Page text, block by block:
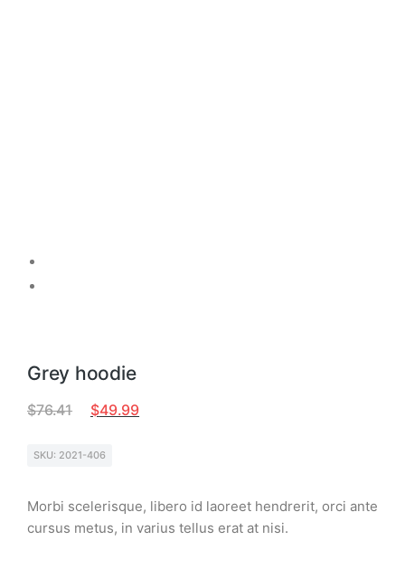
Grey hoodie
$76.41 $49.99
SKU: 2021-406
Morbi scelerisque, libero id laoreet hendrerit, orci ante
cursus metus, in varius tellus erat at nisi.